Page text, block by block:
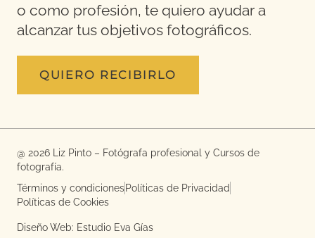
o como profesión, te quiero ayudar a
alcanzar tus objetivos fotográficos.
QUIERO RECIBIRLO
@ 2026 Liz Pinto – Fotógrafa profesional y Cursos de
fotografía.
Términos y condicionesPolíticas de Privacidad
Políticas de Cookies
Diseño Web: Estudio Eva Gías